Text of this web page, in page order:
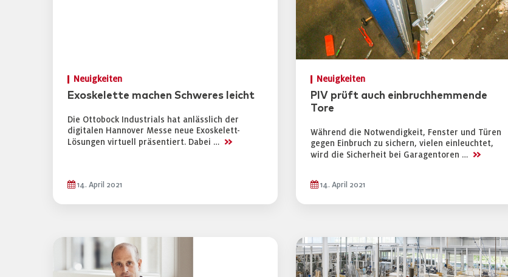
Neuigkeiten
Exoskelette machen Schweres leicht
Die Ottobock Industrials hat anlässlich der
digitalen Hannover Messe neue Exoskelett-
Lösungen virtuell präsentiert. Dabei … >>
14. April 2021
Neuigkeiten
PIV prüft auch einbruchhemmende
Tore
Während die Notwendigkeit, Fenster und Türen
gegen Einbruch zu sichern, vielen einleuchtet,
wird die Sicherheit bei Garagentoren … >>
14. April 2021